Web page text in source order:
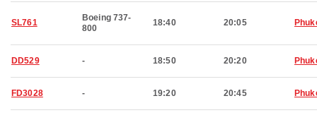
SL761
Boeing 737-
800
18:40 20:05
DD529 - 18:50 20:20
FD3028 - 19:20 20:45